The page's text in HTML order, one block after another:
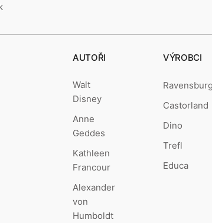
AUTOŘI
Walt
Disney
Anne
Geddes
Kathleen
Francour
Alexander
von
Humboldt
VÝROBCI
Castorland
Dino
Trefl
Educa